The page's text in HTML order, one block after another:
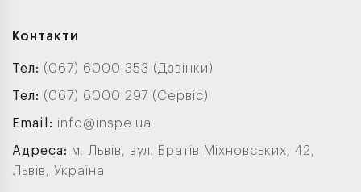
Контакти
Тел: (067) 6000 353 (Дзвінки)
Тел: (067) 6000 297 (Сервіс)
Email: info@inspe.ua
Адреса: м. Львів, вул. Братів Міхновських, 42,
Львів, Україна